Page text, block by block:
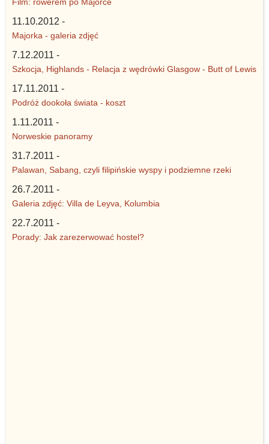
11.10.2012 -
Majorka - galeria zdjęć
7.12.2011 -
Szkocja, Highlands - Relacja z wędrówki Glasgow - Butt of Lewis
17.11.2011 -
Podróż dookoła świata - koszt
1.11.2011 -
Norweskie panoramy
31.7.2011 -
Palawan, Sabang, czyli filipińskie wyspy i podziemne rzeki
26.7.2011 -
Galeria zdjęć: Villa de Leyva, Kolumbia
22.7.2011 -
Porady: Jak zarezerwować hostel?